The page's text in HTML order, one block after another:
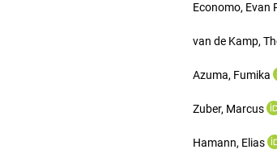
Economo, Evan
van de Kamp,
Azuma, Fumika
Zuber, Marcus
Hamann, Elias